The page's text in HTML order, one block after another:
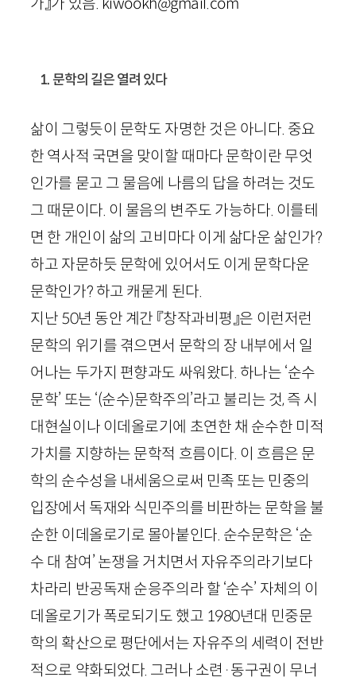
1. 문학의 길은 열려 있다
삶이 그렇듯이 문학도 자명한 것은 아니다. 중요
한 역사적 국면을 맞이할 때마다 문학이란 무엇
인가를 묻고 그 물음에 나름의 답을 하려는 것도
그 때문이다. 이 물음의 변주도 가능하다. 이를테
면 한 개인이 삶의 고비마다 이게 삶다운 삶인가?
하고 자문하듯 문학에 있어서도 이게 문학다운
문학인가? 하고 캐묻게 된다.
지난 50년 동안 계간 『창작과비평』은 이런저런
문학의 위기를 겪으면서 문학의 장 내부에서 일
어나는 두가지 편향과도 싸워왔다. 하나는 ‘순수
문학’ 또는 ‘(순수)문학주의’라고 불리는 것, 즉 시
대현실이나 이데올로기에 초연한 채 순수한 미적
가치를 지향하는 문학적 흐름이다. 이 흐름은 문
학의 순수성을 내세움으로써 민족 또는 민중의
입장에서 독재와 식민주의를 비판하는 문학을 불
순한 이데올로기로 몰아붙인다. 순수문학은 ‘순
수 대 참여’ 논쟁을 거치면서 자유주의라기보다
차라리 반공독재 순응주의라 할 ‘순수’ 자체의 이
데올로기가 폭로되기도 했고 1980년대 민중문
학의 확산으로 평단에서는 자유주의 세력이 전반
적으로 약화되었다. 그러나 소련 ·동구권이 무너